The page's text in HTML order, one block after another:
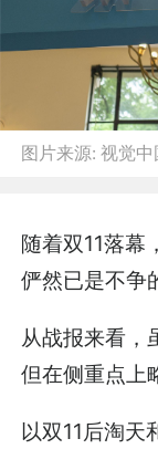
图片来源:视觉中
随着双11落幕
俨然已是不争
从战报来看，
但在侧重点上
以双11后淘天